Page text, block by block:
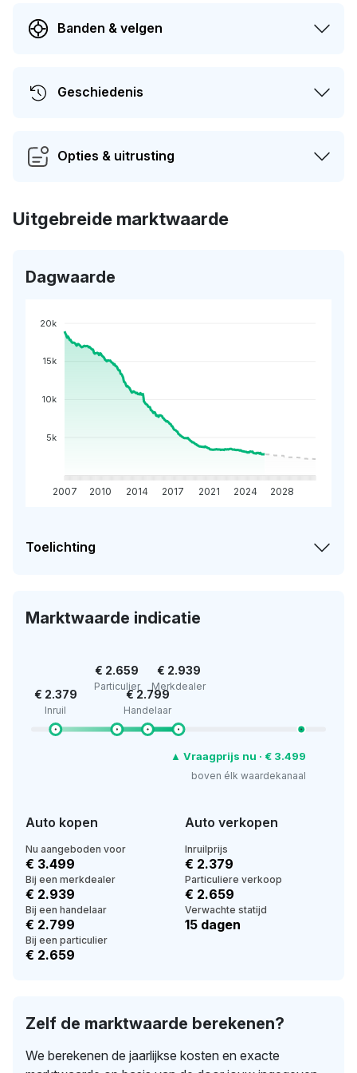
Banden & velgen
Geschiedenis
Opties & uitrusting
Uitgebreide marktwaarde
Dagwaarde
20k
15k
10k
5k
2007 2010 2014 2017 2021 2024 2028
Toelichting
Marktwaarde indicatie
€ 2.379
Inruil
€ 2.659
Particulier
€ 2.799
Handelaar
€ 2.939
Merkdealer
▲ Vraagprijs nu · € 3.499
boven élk waardekanaal
Auto kopen
Nu aangeboden voor
€ 3.499
Bij een merkdealer
€ 2.939
Bij een handelaar
€ 2.799
Bij een particulier
€ 2.659
Auto verkopen
Inruilprijs
€ 2.379
Particuliere verkoop
€ 2.659
Verwachte statijd
15 dagen
Zelf de marktwaarde berekenen?
We berekenen de jaarlijkse kosten en exacte